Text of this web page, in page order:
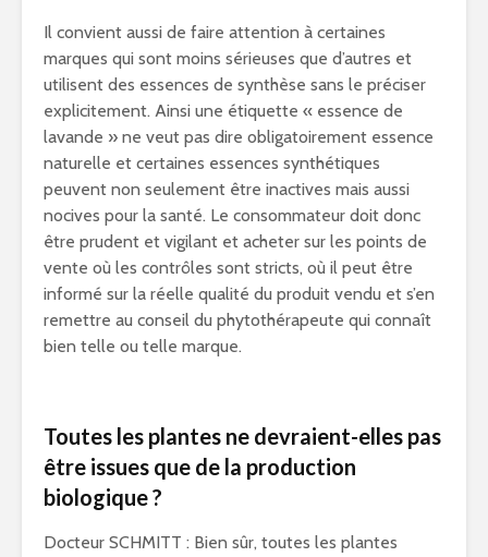
Il convient aussi de faire attention à certaines
marques qui sont moins sérieuses que d’autres et
utilisent des essences de synthèse sans le préciser
explicitement. Ainsi une étiquette « essence de
lavande » ne veut pas dire obligatoirement essence
naturelle et certaines essences synthétiques
peuvent non seulement être inactives mais aussi
nocives pour la santé. Le consommateur doit donc
être prudent et vigilant et acheter sur les points de
vente où les contrôles sont stricts, où il peut être
informé sur la réelle qualité du produit vendu et s’en
remettre au conseil du phytothérapeute qui connaît
bien telle ou telle marque.
Toutes les plantes ne devraient-elles pas
être issues que de la production
biologique ?
Docteur SCHMITT : Bien sûr, toutes les plantes